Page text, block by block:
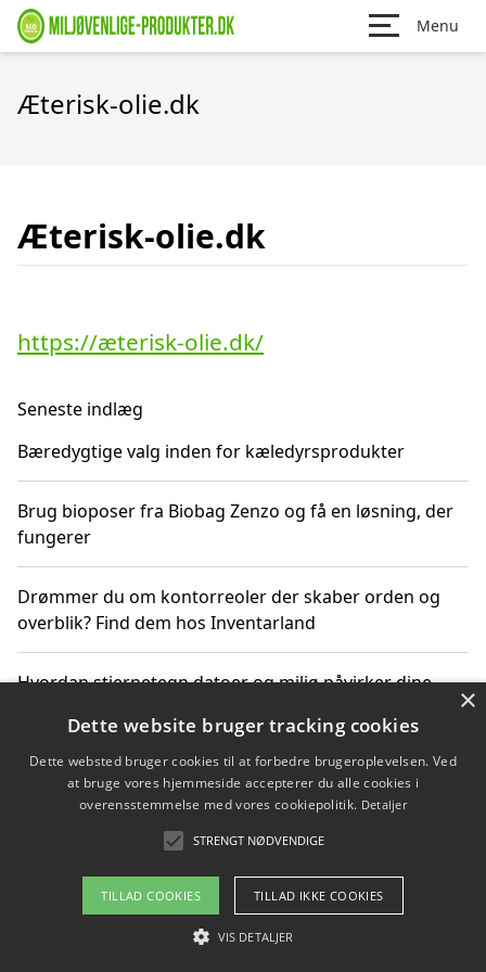
Menu
Æterisk-olie.dk
Æterisk-olie.dk
https://æterisk-olie.dk/
Seneste indlæg
Bæredygtige valg inden for kæledyrsprodukter
Brug bioposer fra Biobag Zenzo og få en løsning, der
fungerer
Drømmer du om kontorreoler der skaber orden og
overblik? Find dem hos Inventarland
Hvordan stjernetegn datoer og miljø påvirker dine
Bæredygtige gadgets til en grønnere hverdag
Om / kontakt
Blog Betingelser
×
Dette website bruger tracking cookies
Dette websted bruger cookies til at forbedre brugeroplevelsen. Ved
at bruge vores hjemmeside accepterer du alle cookies i
overensstemmelse med vores cookiepolitik. Detaljer
STRENGT NØDVENDIGE
TILLAD COOKIES TILLAD IKKE COOKIES
VIS DETALJER